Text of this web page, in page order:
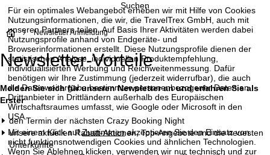
Für ein optimales Webangebot erheben wir mit Hilfe von Cookies
Nutzungsinformationen, die wir, die TravelTrex GmbH, auch mit
unseren Partnern teilen. Auf Basis Ihrer Aktivitäten werden dabei
Nutzungsprofile anhand von Endgeräte- und
Browserinformationen erstellt. Diese Nutzungsprofile dienen der
statistischen Analyse, individuellen Produktempfehlung,
individualisierten Werbung und Reichweitenmessung. Dafür
benötigen wir Ihre Zustimmung (jederzeit widerrufbar), die auch
die Datenweitergabe bestimmter personenbezogener Daten an
Drittanbieter in Drittländern außerhalb des Europäischen
Wirtschaftsraumes umfasst, wie Google oder Microsoft in den
USA.
Mit einem Klick aufZustimmenakzeptieren Sie den Einsatz von
nicht funktionsnotwendigen Cookies und ähnlichen Technologien.
Wenn SieAblehnen klicken, verwenden wir nur technisch und zur
Suchen
S
t
a
r
t
Newsletter Anmeldung
Newsletter-Vorteile
Melden Sie sich für unseren Newsletter an und erfahren Sie als
Erster
den Termin der nächsten Crazy Booking Night
unsere aktuellen Rabatt-Aktionen, Top-Angebote und die neuesten
Unterkünfte